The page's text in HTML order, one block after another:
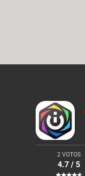
2 VOTOS
4.7 / 5